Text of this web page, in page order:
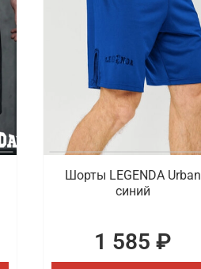
Шорты LEGENDA Urban
синий
1 585 ₽